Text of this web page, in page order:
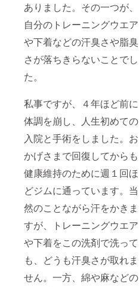
ありました。その一つが、
自分のトレーニングウエア
や下着などの汗臭さや脂臭
さが落ちきらないことでし
た。
私事ですが、４年ほど前に
体調を崩し、人生初めての
入院と手術をしました。お
かげさまで回復してからも
健康維持のために週１回ほ
どジムに通っています。当
然のことながら汗をかきま
すが、トレーニングウエア
や下着をこの洗剤で洗って
も、どうも汗臭さが取れま
せん。一方、綿や麻などの